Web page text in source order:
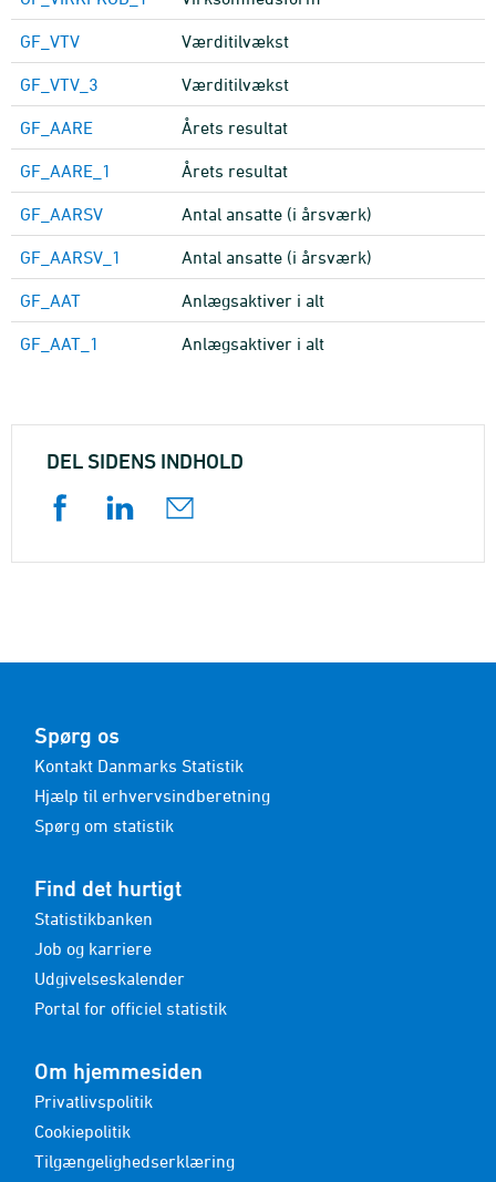
GF_VTV Værditilvækst
GF_VTV_3 Værditilvækst
GF_AARE Årets resultat
GF_AARE_1 Årets resultat
GF_AARSV Antal ansatte (i årsværk)
GF_AARSV_1 Antal ansatte (i årsværk)
GF_AAT Anlægsaktiver i alt
GF_AAT_1 Anlægsaktiver i alt
DEL SIDENS INDHOLD
Spørg os
Kontakt Danmarks Statistik
Hjælp til erhvervsindberetning
Spørg om statistik
Find det hurtigt
Statistikbanken
Job og karriere
Udgivelseskalender
Portal for officiel statistik
Om hjemmesiden
Privatlivspolitik
Cookiepolitik
Tilgængelighedserklæring